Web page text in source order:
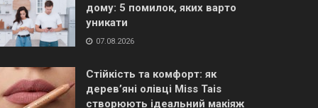
дому: 5 помилок, яких варто
уникати
07.08.2026
Стійкість та комфорт: як
дерев’яні олівці Miss Tais
створюють ідеальний макіяж